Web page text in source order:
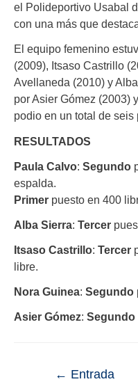
el Polideportivo Usabal
con una más que
El equipo femenino
(2009), Itsaso Castrillo
Avellaneda (2010) y
por Asier Gómez (2003)
podio en un total de seis
RESULTADOS
Paula Calvo: Segundo
espalda.
Primer puesto en 400
Alba Sierra: Tercer
Itsaso Castrillo: Tercer
libre.
Nora Guinea: Segundo
Asier Gómez: Segundo
← Entrada